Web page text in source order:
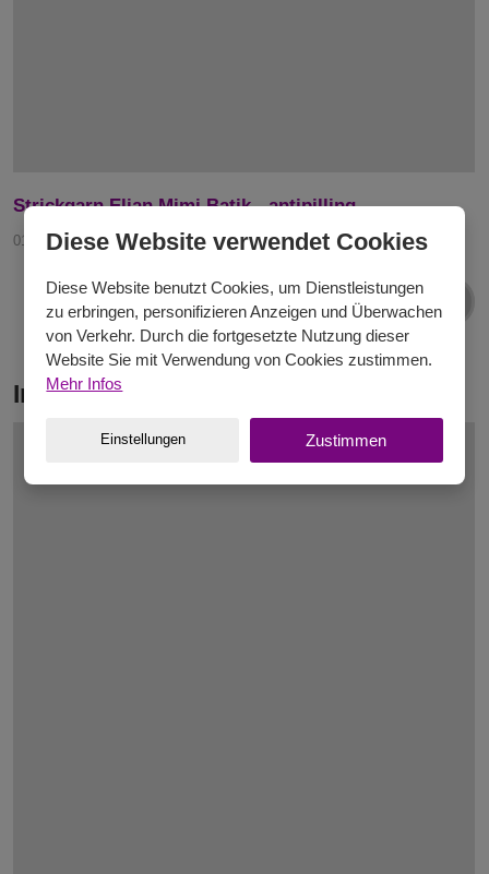
Strickgarn Elian Mimi Batik - antipilling
01. 03. 2022
Archiv der Neuigkeiten
Inspiration
Diese Website verwendet Cookies
Diese Website benutzt Cookies, um Dienstleistungen
zu erbringen, personifizieren Anzeigen und Überwachen
von Verkehr. Durch die fortgesetzte Nutzung dieser
Website Sie mit Verwendung von Cookies zustimmen.
Mehr Infos
Einstellungen Zustimmen